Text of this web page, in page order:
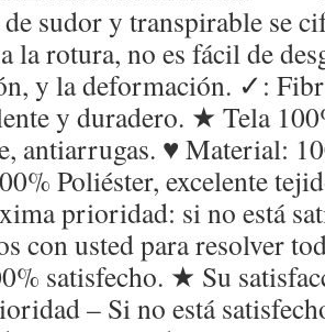
sudor y transpirable se
la rotura, no es fácil de
y la deformación. ✓:
y duradero. ★ Tela
antiarrugas. ♥ Material:
Poliéster, excelente
prioridad: si no está
con usted para resolver
satisfecho. ★ Su
– Si no está